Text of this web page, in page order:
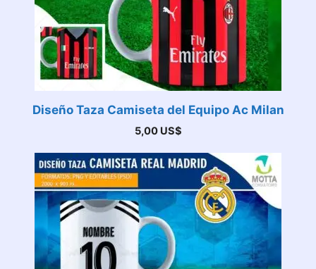
Diseño Taza Camiseta del Equipo Ac Milan
5,00 US$